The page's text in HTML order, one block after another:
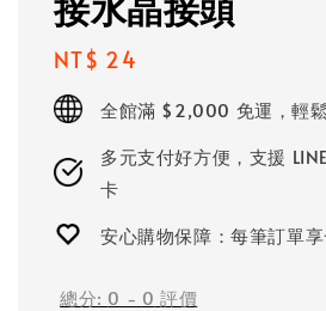
Regular
price
NT$ 24
全館滿 $2,000 免運，輕
多元支付好方便，支援
卡
安心購物保障：每筆訂單
總分: 0 - 0 評價